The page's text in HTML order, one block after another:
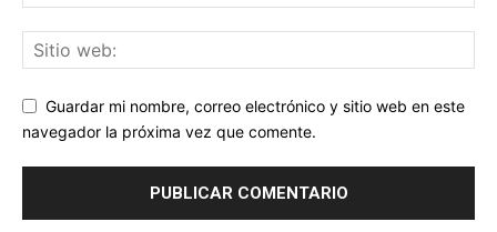
Guardar mi nombre, correo electrónico y sitio web en este
navegador la próxima vez que comente.